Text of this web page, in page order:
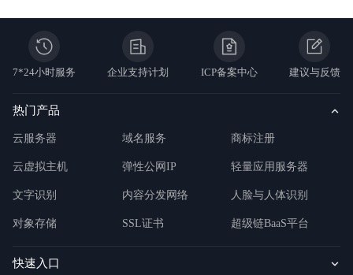
7*24小时服务 企业支持计划 ICP备案中心 建议与反馈
热门产品
云服务器 域名服务 商标注册
云虚拟主机 弹性公网IP 轻量应用服务器
文字识别 内容分发网络 人脸与人体识别
对象存储 SSL证书 超级链BaaS平台
快速入口